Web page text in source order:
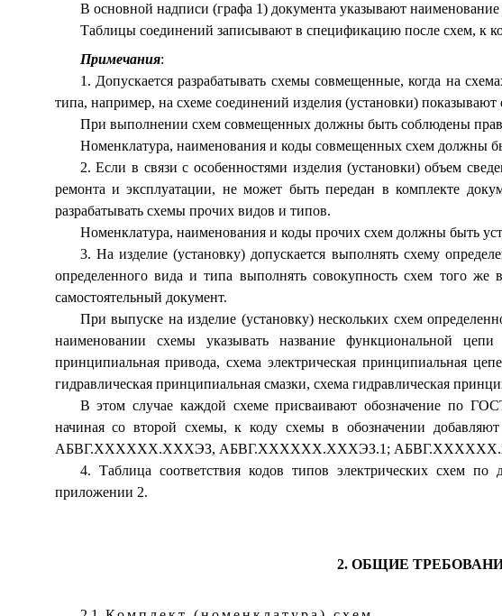
В основной надписи (графа 1) документа указывают
Таблицы соединений записывают в спецификацию после схем, к
Примечания:
1. Допускается разрабатывать схемы совмещенные, когда на
типа, например, на схеме соединений изделия (установки)
При выполнении схем совмещенных должны быть соблюдены
Номенклатура, наименования и коды совмещенных схем должны
2. Если в связи с особенностями изделия (установки) объем
ремонта и эксплуатации, не может быть передан в комплекте
разрабатывать схемы прочих видов и типов.
Номенклатура, наименования и коды прочих схем должны быть
3. На изделие (установку) допускается выполнять схему
определенного вида и типа выполнять совокупность схем того
самостоятельный документ.
При выпуске на изделие (установку) нескольких схем
наименовании схемы указывать название функци­о­нальной
принципиальная привода, схема электрическая принципиальная
гидравлическая принципиальная смазки, схема гидравлическая
В этом случае каждой схеме присваивают обозначение по
начиная со второй схемы, к коду схемы в обозначении
АБВГ.ХХХХХХ.ХХХЭЗ, АБВГ.ХХХХХХ.ХХХЭЗ.1;
4. Таблица соответствия кодов типов электрических схем
приложении 2.
2. ОБЩИЕ